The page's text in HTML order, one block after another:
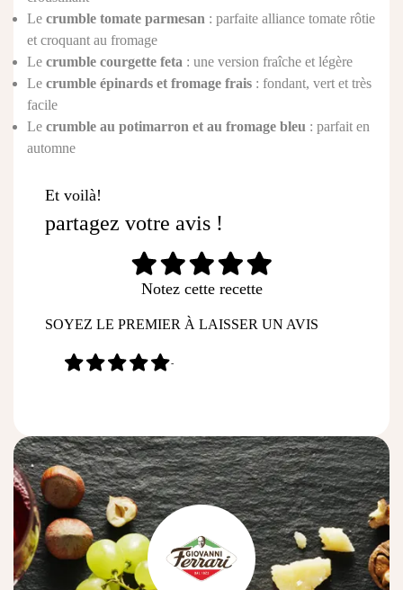
Le crumble tomate parmesan : parfaite alliance tomate rôtie
et croquant au fromage
Le crumble courgette feta : une version fraîche et légère
Le crumble épinards et fromage frais : fondant, vert et très
facile
Le crumble au potimarron et au fromage bleu : parfait en
automne
Et voilà!
partagez votre avis !
Notez cette recette
SOYEZ LE PREMIER À LAISSER UN AVIS
-